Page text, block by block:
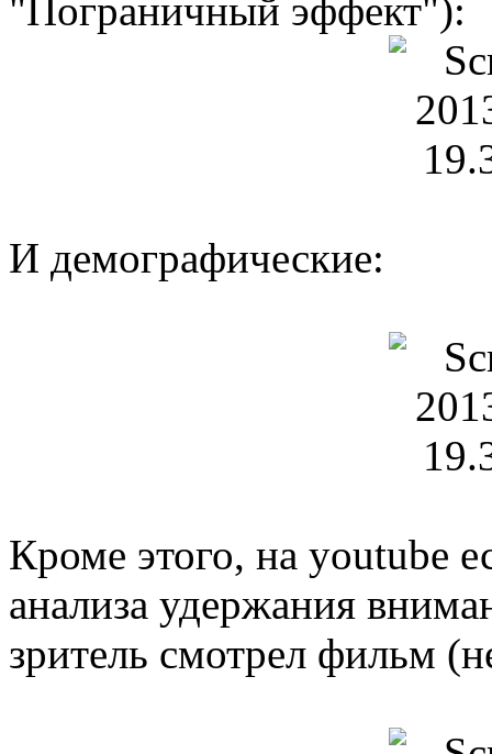
"Пограничный эффект"):
И демографические:
Кроме этого, на youtube
анализа удержания
зритель смотрел фильм